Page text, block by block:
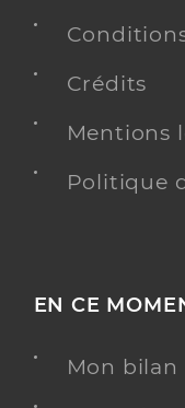
Crédits
Mentions
Politique
EN CE
Mon